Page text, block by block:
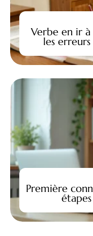
Verbe en ir
les
Première